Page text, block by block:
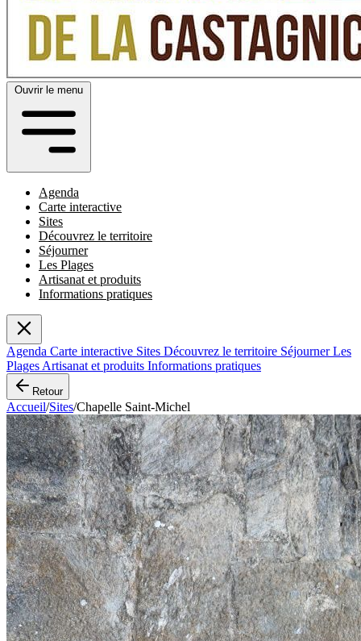
Ouvrir le menu
Agenda
Carte interactive
Sites
Découvrez le territoire
Séjourner
Les Plages
Artisanat et produits
Informations pratiques
Agenda Carte interactive Sites Découvrez le territoire SéjournerLes
Plages Artisanat et produits Informations pratiques
Retour
Accueil/Sites/Chapelle Saint-Michel